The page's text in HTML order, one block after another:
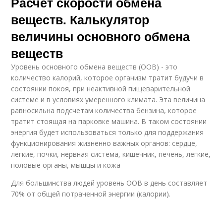
веществ. Калькулятор
величины основного обмена
веществ
Уровень основного обмена веществ (ООВ) - это
количество калорий, которое организм тратит будучи в
состоянии покоя, при неактивной пищеварительной
системе и в условиях умеренного климата. Эта величина
равносильна подсчетам количества бензина, которое
тратит стоящая на парковке машина. В таком состоянии
энергия будет использоваться только для поддержания
функционирования жизненно важных органов: сердце,
легкие, почки, нервная система, кишечник, печень, легкие,
половые органы, мышцы и кожа
Для большинства людей уровень ООВ в день составляет
70% от общей потраченной энергии (калории).